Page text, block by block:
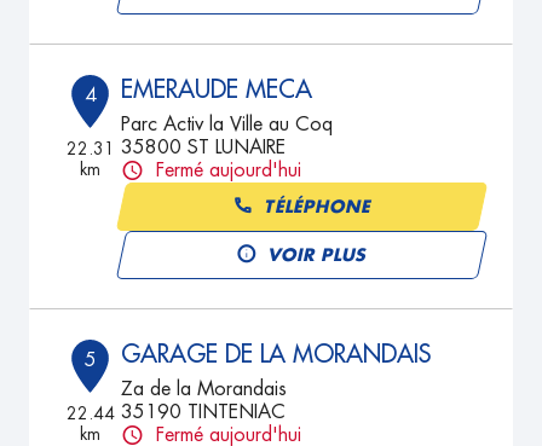
4
22.31
km
EMERAUDE MECA
Parc Activ la Ville au Coq
35800 ST LUNAIRE
Fermé aujourd'hui
TÉLÉPHONE
VOIR PLUS
5
22.44
km
GARAGE DE LA MORANDAIS
Za de la Morandais
35190 TINTENIAC
Fermé aujourd'hui